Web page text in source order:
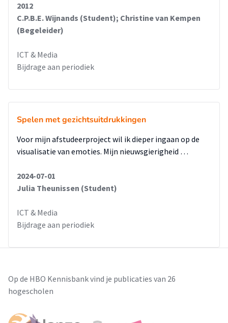
2012
C.P.B.E. Wijnands (Student); Christine van Kempen
(Begeleider)
ICT & Media
Bijdrage aan periodiek
Spelen met gezichtsuitdrukkingen
Voor mijn afstudeerproject wil ik dieper ingaan op de
visualisatie van emoties. Mijn nieuwsgierigheid …
2024-07-01
Julia Theunissen (Student)
ICT & Media
Bijdrage aan periodiek
Op de HBO Kennisbank vind je publicaties van 26
hogescholen